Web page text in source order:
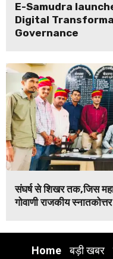
E-Samudra
Digital
Governance
संघर्ष से शिखर तक,जिस
गोवाणी राजकीय
Home बड़ी खबर